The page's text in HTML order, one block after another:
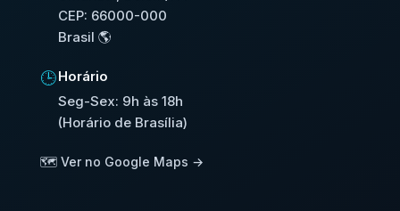
CEP: 66000-000
Brasil 🌎
🕒Horário
Seg-Sex: 9h às 18h
(Horário de Brasília)
🗺️ Ver no Google Maps →